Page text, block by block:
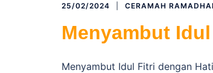
25/02/2024 CERAMAH
Menyambut
Menyambut Idul Fitri dengan